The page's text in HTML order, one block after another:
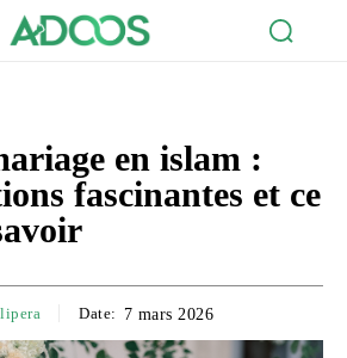
en islam :
fascinantes et ce
Date: 7 mars 2026